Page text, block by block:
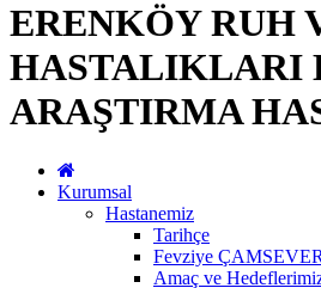
ERENKÖY RUH
HASTALIKLARI
ARAŞTIRMA
Kurumsal
Hastanemiz
Tarihçe
Fevziye
Amaç ve